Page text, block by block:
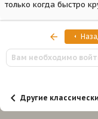
только когда быстро
Первый
Вам необходимо
Другие